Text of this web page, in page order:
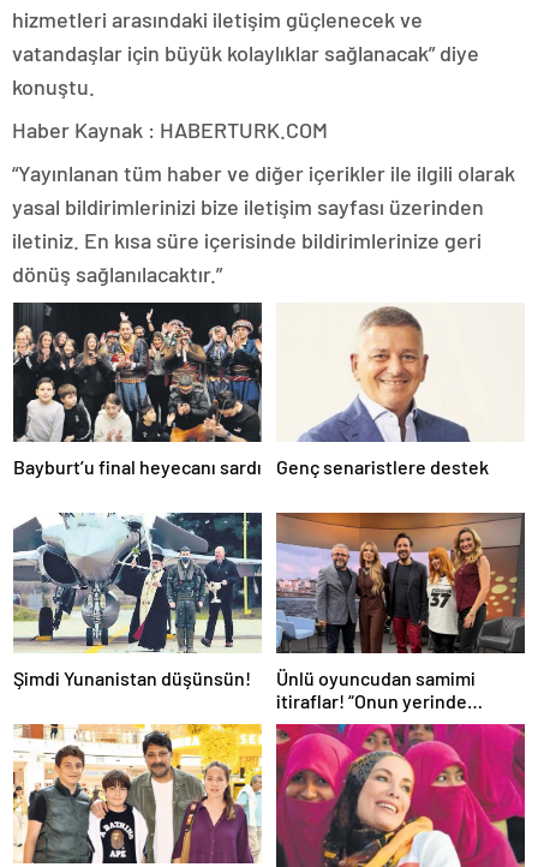
hizmetleri arasındaki iletişim güçlenecek ve
vatandaşlar için büyük kolaylıklar sağlanacak” diye
konuştu.
Haber Kaynak : HABERTURK.COM
“Yayınlanan tüm haber ve diğer içerikler ile ilgili olarak
yasal bildirimlerinizi bize iletişim sayfası üzerinden
iletiniz. En kısa süre içerisinde bildirimlerinize geri
dönüş sağlanılacaktır.”
Bayburt’u final heyecanı sardı Genç senaristlere destek
Şimdi Yunanistan düşünsün!
Ünlü oyuncudan samimi
itiraflar! “Onun yerinde
olsaydım diye çok düşündüm”